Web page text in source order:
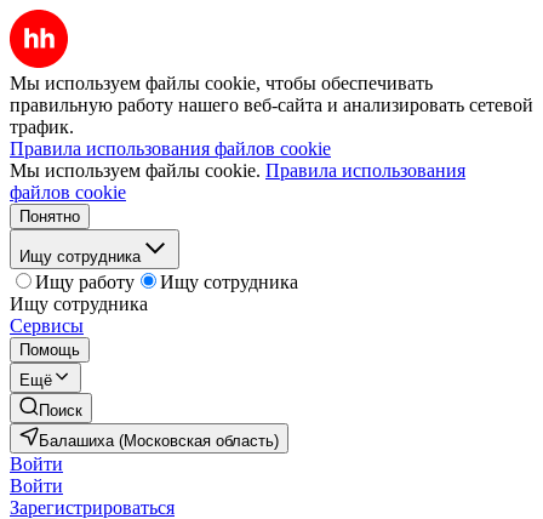
Мы используем файлы cookie, чтобы обеспечивать
правильную работу нашего веб-сайта и анализировать сетевой
трафик.
Правила использования файлов cookie
Мы используем файлы cookie. Правила использования
файлов cookie
Понятно
Ищу сотрудника
Ищу работу
Ищу сотрудника
Ищу сотрудника
Сервисы
Помощь
Ещё
Поиск
Балашиха (Московская область)
Войти
Войти
Зарегистрироваться